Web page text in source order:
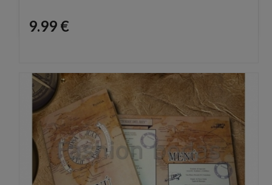
Precio
9.99 €